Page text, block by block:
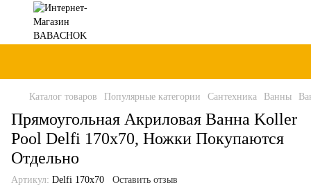
Каталог товаров Популярные категории Сантехника Ванны
Прямоугольная Акриловая Ванна Koller
Pool Delfi 170x70, Ножки Покупаются
Отдельно
Артикул: Delfi 170x70 Оставить отзыв